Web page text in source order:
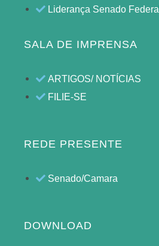
Liderança Senado Federal
SALA DE IMPRENSA
ARTIGOS/ NOTÍCIAS
FILIE-SE
REDE PRESENTE
Senado/Camara
DOWNLOAD